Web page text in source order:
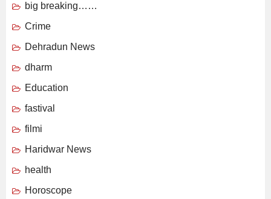
big breaking……
Crime
Dehradun News
dharm
Education
fastival
filmi
Haridwar News
health
Horoscope